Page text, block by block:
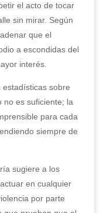
el acto de tocar
sin mirar. Según
que el
a escondidas del
interés.
sobre
no es suficiente; la
para cada
siempre de
sugiere a los
en cualquier
por parte